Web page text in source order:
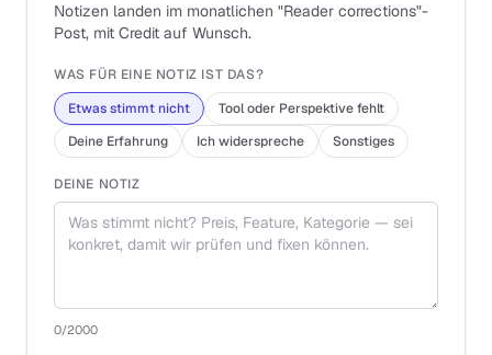
Notizen landen im monatlichen "Reader corrections"-
Post, mit Credit auf Wunsch.
WAS FÜR EINE NOTIZ IST DAS?
Etwas stimmt nicht
Tool oder Perspektive fehlt
Deine Erfahrung
Ich widerspreche Sonstiges
DEINE NOTIZ
0/2000